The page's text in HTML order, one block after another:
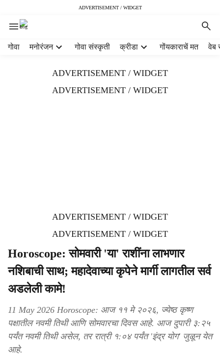
ADVERTISEMENT / WIDGET
गोवा मनोरंजन गोवा संस्कृती क्रीडा गोंयकाराचें मत वेब
ADVERTISEMENT / WIDGET
ADVERTISEMENT / WIDGET
ADVERTISEMENT / WIDGET
ADVERTISEMENT / WIDGET
Horoscope: सोमवारी 'या' राशींना लाभणार
नशिबाची साथ; महादेवाच्या कृपेने मार्गी लागतील सर्व
अडलेली कामे!
11 May 2026 Horoscope: आज ११ मे २०२६, ज्येष्ठ कृष्ण
पक्षातील नवमी तिथी आणि सोमवारचा दिवस आहे. आज दुपारी ३:२५
पर्यंत नवमी तिथी असेल, तर रात्री १:०४ पर्यंत 'इंद्र योग' जुळून येत
आहे.